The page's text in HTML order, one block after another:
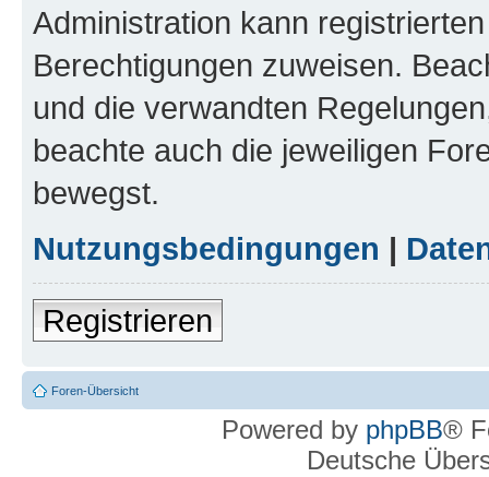
Administration kann
Berechtigungen zuweisen.
und die verwandten
beachte auch die jeweiligen
bewegst.
Nutzungsbedingungen |
Registrieren
Foren-Übersicht
Powered by phpBB®
Deutsche